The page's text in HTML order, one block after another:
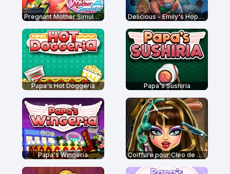
Pregnant Mother Simulator Delicious - Emily's Hopes and Fears
Papa's Hot Doggeria Papa's Sushiria
Papa's Wingeria Coiffure pour Cleo de Nile